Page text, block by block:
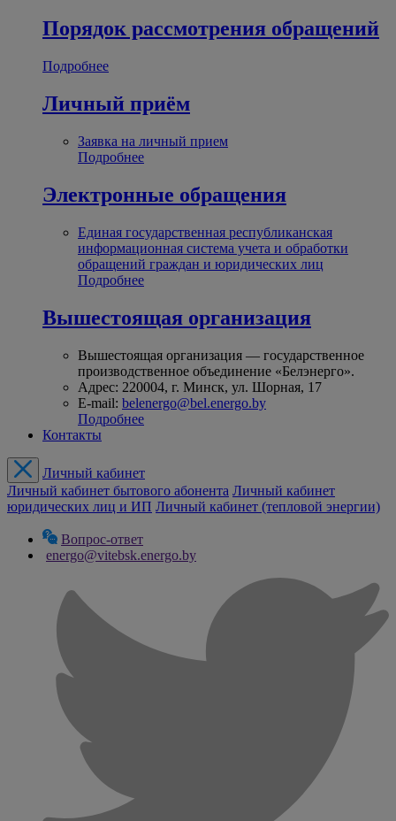
Порядок рассмотрения обращений
Подробнее
Личный приём
Заявка на личный прием
Подробнее
Электронные обращения
Единая государственная республиканская
информационная система учета и обработки
обращений граждан и юридических лиц
Подробнее
Вышестоящая организация
Вышестоящая организация — государственное
производственное объединение «Белэнерго».
Адрес: 220004, г. Минск, ул. Шорная, 17
E-mail: belenergo@bel.energo.by
Подробнее
Контакты
Личный кабинет
Личный кабинет бытового абонента Личный кабинет
юридических лиц и ИП Личный кабинет (тепловой энергии)
Вопрос-ответ
energo@vitebsk.energo.by